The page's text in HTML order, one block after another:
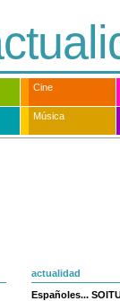
Cine
Música
actualidad
Españoles...